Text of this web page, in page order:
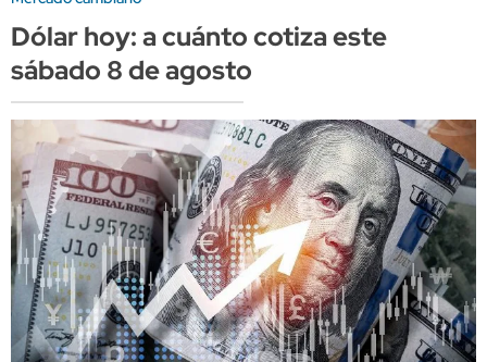
Dólar hoy: a cuánto cotiza este
sábado 8 de agosto